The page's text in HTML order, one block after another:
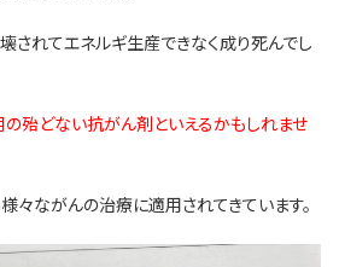
されてエネルギ生産できなく成り死んでし
殆どない抗がん剤といえるかもしれませ
々ながんの治療に適用されてきています。